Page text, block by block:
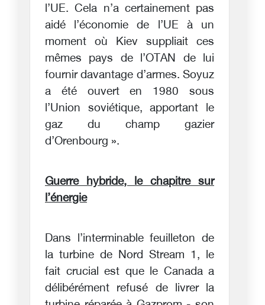
l’UE. Cela n’a certainement pas
aidé l’économie de l’UE à un
moment où Kiev suppliait ces
mêmes pays de l’OTAN de lui
fournir davantage d’armes. Soyuz
a été ouvert en 1980 sous
l’Union soviétique, apportant le
gaz du champ gazier
d’Orenbourg ».
Guerre hybride, le chapitre sur
l’énergie
Dans l’interminable feuilleton de
la turbine de Nord Stream 1, le
fait crucial est que le Canada a
délibérément refusé de livrer la